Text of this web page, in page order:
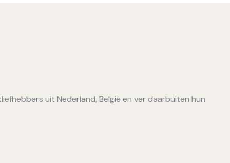
uit Nederland, België en ver daarbuiten hun